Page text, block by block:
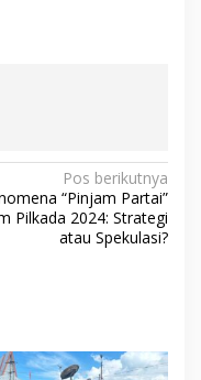
Pos berikutnya
“Pinjam Partai”
Pilkada 2024: Strategi
atau Spekulasi?